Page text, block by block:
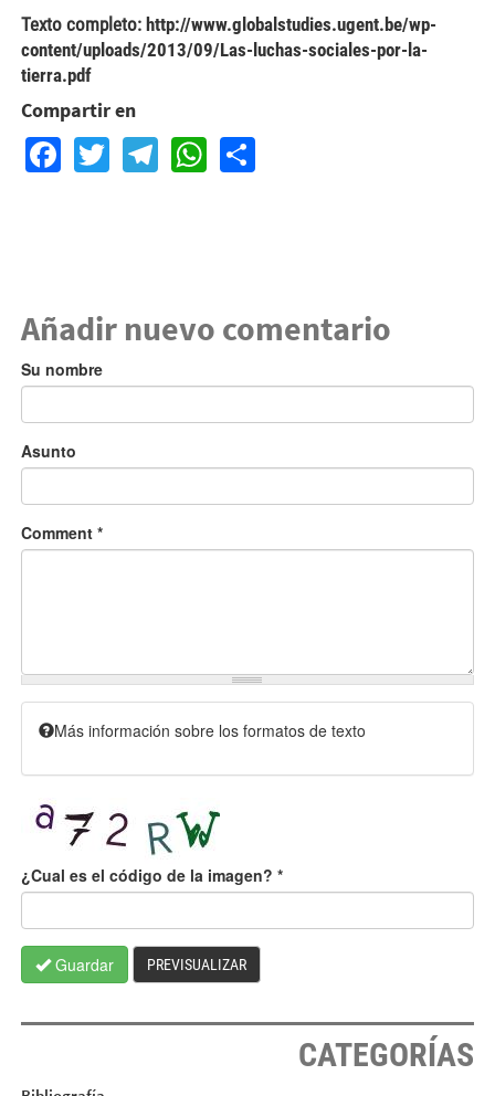
Texto completo: http://www.globalstudies.ugent.be/wp-
content/uploads/2013/09/Las-luchas-sociales-por-la-
tierra.pdf
Compartir en
Facebook
TwitterTelegram
WhatsApp
Share
Añadir nuevo comentario
Su nombre
Asunto
Comment *
Más información sobre los formatos de texto
¿Cual es el código de la imagen? *
Guardar PREVISUALIZAR
CATEGORÍAS